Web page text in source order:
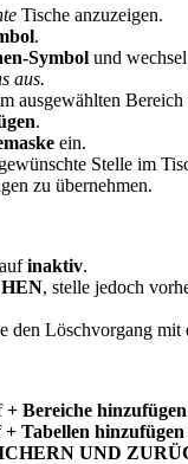
Tische anzuzeigen.
.
Symbol und
aus.
ausgewählten Bereich
.
ein.
Stelle im
zu übernehmen.
inaktiv.
, stelle jedoch
den Löschvorgang
+ Bereiche hinzufügen
+ Tabellen hinzufügen
UND